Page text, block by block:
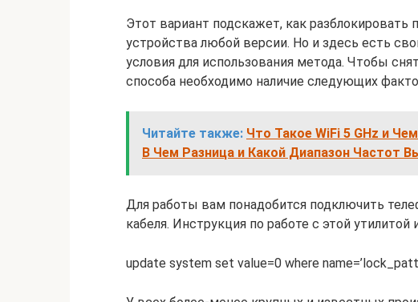
Этот вариант подскажет, как разблокировать
устройства любой версии. Но и здесь есть
условия для использования метода. Чтобы
способа необходимо наличие следующих
Читайте также: Что Такое WiFi 5 GHz и
В Чем Разница и Какой Диапазон Частот
Для работы вам понадобится подключить
кабеля. Инструкция по работе с этой
update system set value=0 where